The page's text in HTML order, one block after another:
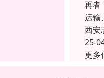
再者
运输
西安
25-
更多